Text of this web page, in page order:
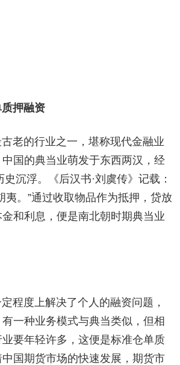
押融资
老的行业之一，堪称现代金融业
国的典当业萌发于东西两汉，经
沉浮。《后汉书·刘虞传》记载：
夷。”通过收取物品作为抵押，贷放
和利息，便是南北朝时期典当业
程度上解决了个人的融资问题，
一种业务模式与典当类似，但相
要年轻许多，这便是标准仓单质
国期货市场的快速发展，期货市